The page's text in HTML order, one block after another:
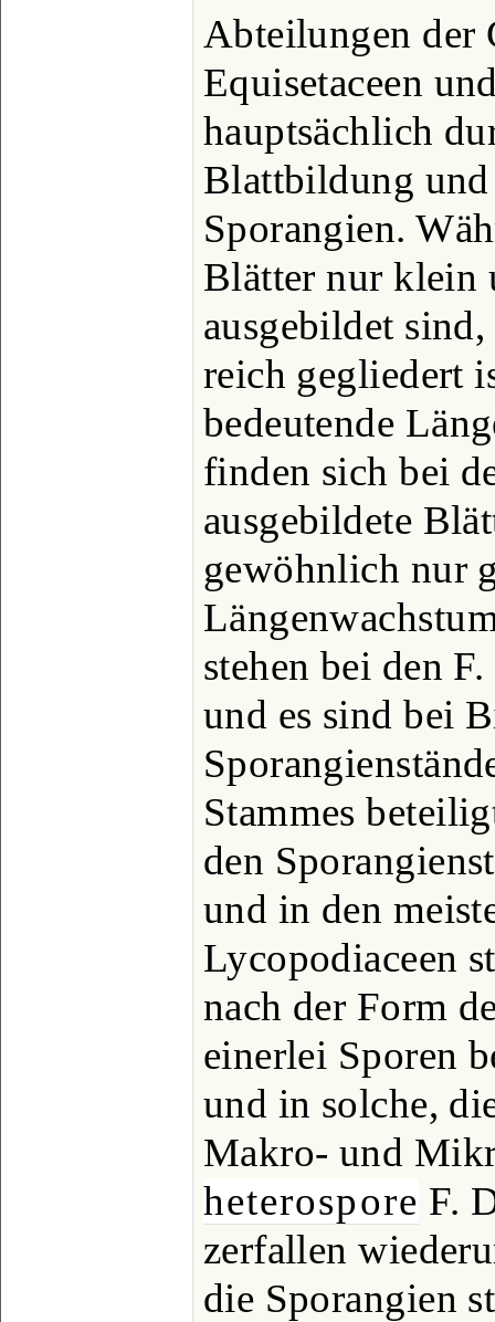
Abteilungen der
Equisetaceen
hauptsächlich
Blattbildung
Sporangien.
Blätter nur klein
ausgebildet
reich gegliedert
bedeutende
finden sich bei
ausgebildete
gewöhnlich nur
stehen bei den
und es sind bei
Stammes
den
und in den
Lycopodiaceen
nach der Form
einerlei Sporen
und in solche,
Makro- und
heterospore F.
zerfallen
die Sporangien